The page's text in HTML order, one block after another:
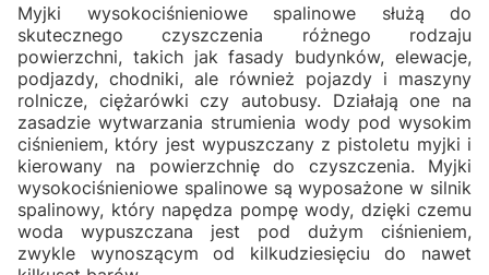
Myjki wysokociśnieniowe spalinowe służą do
skutecznego czyszczenia różnego rodzaju
powierzchni, takich jak fasady budynków, elewacje,
podjazdy, chodniki, ale również pojazdy i maszyny
rolnicze, ciężarówki czy autobusy. Działają one na
zasadzie wytwarzania strumienia wody pod wysokim
ciśnieniem, który jest wypuszczany z pistoletu myjki i
kierowany na powierzchnię do czyszczenia. Myjki
wysokociśnieniowe spalinowe są wyposażone w silnik
spalinowy, który napędza pompę wody, dzięki czemu
woda wypuszczana jest pod dużym ciśnieniem,
zwykle wynoszącym od kilkudziesięciu do nawet